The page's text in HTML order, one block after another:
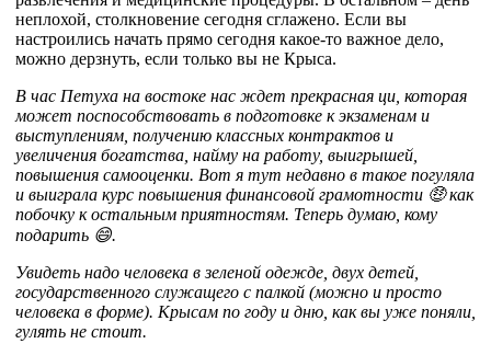
неплохой, столкновение сегодня сглажено. Если вы
настроились начать прямо сегодня какое-то важное дело,
можно дерзнуть, если только вы не Крыса.
В час Петуха на востоке нас ждет прекрасная ци, которая
может поспособствовать в подготовке к экзаменам и
выступлениям, получению классных контрактов и
увеличения богатства, найму на работу, выигрышей,
повышения самооценки. Вот я тут недавно в такое погуляла
и выиграла курс повышения финансовой грамотности 🤑 как
побочку к остальным приятностям. Теперь думаю, кому
подарить 😄.
Увидеть надо человека в зеленой одежде, двух детей,
государственного служащего с палкой (можно и просто
человека в форме). Крысам по году и дню, как вы уже поняли,
гулять не стоит.